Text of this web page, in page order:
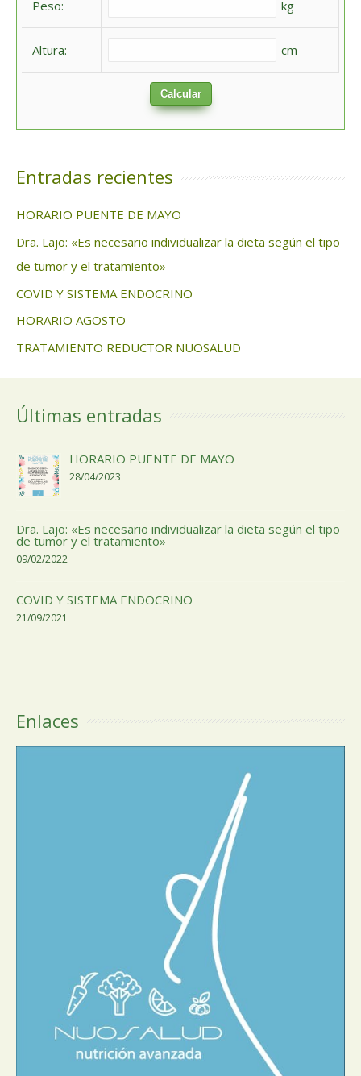
Peso: kg
Altura: cm
Calcular
Entradas recientes
HORARIO PUENTE DE MAYO
Dra. Lajo: «Es necesario individualizar la dieta según el tipo
de tumor y el tratamiento»
COVID Y SISTEMA ENDOCRINO
HORARIO AGOSTO
TRATAMIENTO REDUCTOR NUOSALUD
Últimas entradas
HORARIO PUENTE DE MAYO
28/04/2023
Dra. Lajo: «Es necesario individualizar la dieta según el tipo
de tumor y el tratamiento»
09/02/2022
COVID Y SISTEMA ENDOCRINO
21/09/2021
Enlaces